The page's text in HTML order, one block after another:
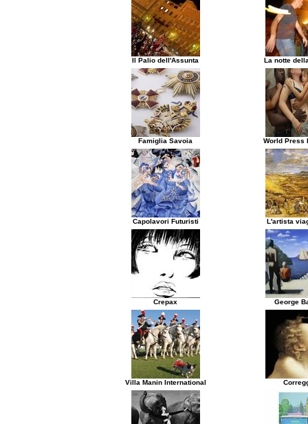
Il Palio dell'Assunta La notte
Famiglia Savoia World Press
Capolavori Futuristi L'artista
Crepax George
Villa Manin International